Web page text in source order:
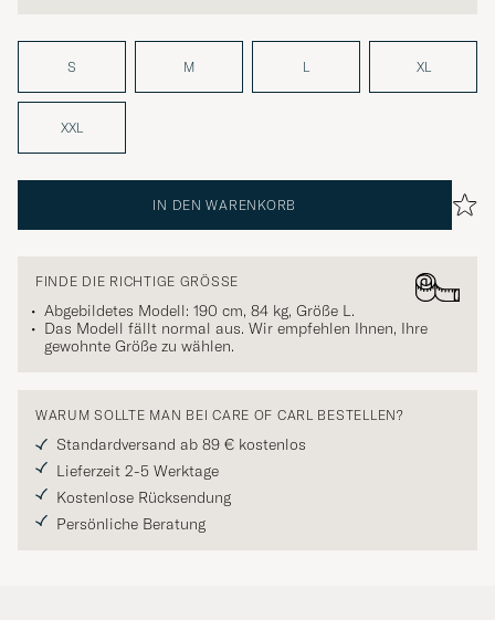
S M L XL
XXL
IN DEN WARENKORB
FINDE DIE RICHTIGE GRÖSSE
Abgebildetes Modell: 190 cm, 84 kg, Größe L.
Das Modell fällt normal aus. Wir empfehlen Ihnen, Ihre
gewohnte Größe zu wählen.
WARUM SOLLTE MAN BEI CARE OF CARL BESTELLEN?
Standardversand ab 89 € kostenlos
Lieferzeit 2-5 Werktage
Kostenlose Rücksendung
Persönliche Beratung